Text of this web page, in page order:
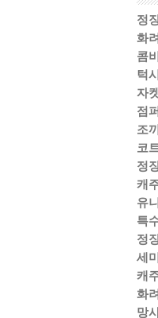
정
화
콤
턱
자
점
조
코
정
캐
유
특
정
세
캐
화
망